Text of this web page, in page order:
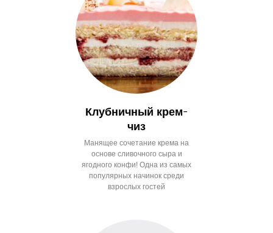
Клубничный крем-
чиз
Манящее сочетание крема на
основе сливочного сыра и
ягодного конфи! Одна из самых
популярных начинок среди
взрослых гостей